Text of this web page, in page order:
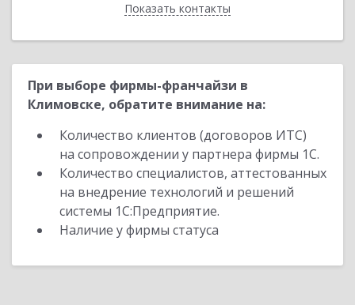
Показать контакты
Назад
При выборе фирмы-франчайзи в
Климовске, обратите внимание на:
Количество клиентов (договоров ИТС)
на сопровождении у партнера фирмы 1С.
Количество специалистов, аттестованных
на внедрение технологий и решений
системы 1С:Предприятие.
Наличие у фирмы статуса